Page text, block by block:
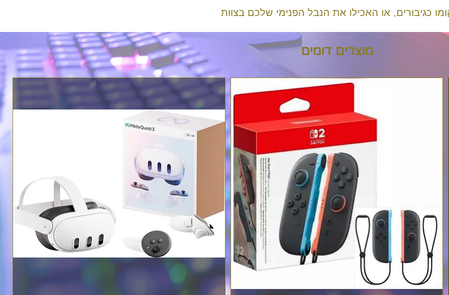
כגיבורים, או האכילו את הנבל הפנימי שלכם בצוות
עבודת צוות היא חלק בלתי נפרד מכל משחק, מכיוון
שהשחקנים חייבים לעבוד יחד כדי להילחם בקבוצה
היריבה, להגן על בנק Wumpa ולתפוס נקודות מפתח
סביב המפה כדי לשפר את הניקוד שלהם.
יש עוד מ- Crash Team Rumble, עם גיבורים נוספים,
מצבים, מפות, פרסים ועוד בקרוב!
Crash Team Rumble - Reveal Trailer
דלוקס של Crash Team Rumble
כוללת את
התכנים הבאים:
-- Digital Proto Pack
מוצרים דומים